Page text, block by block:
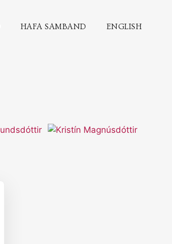
HAFA SAMBAND ENGLISH